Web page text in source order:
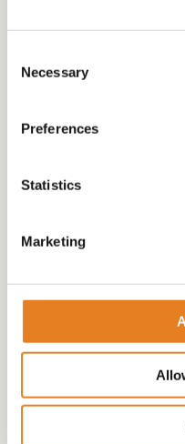
Selection
Necessary
Preferences
Statistics
Marketing
PARTY-BITES